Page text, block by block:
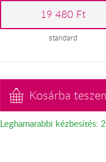
19 480 Ft
standard
Kosárba
Leghamarabbi kézbesítés: